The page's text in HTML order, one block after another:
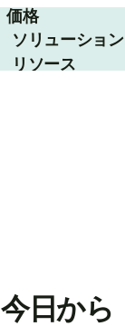
価格
ソリューション
リソース
今日から